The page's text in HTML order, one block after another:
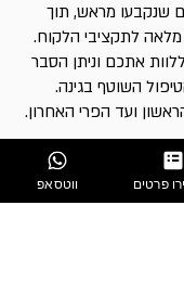
שנקבעו מראש, תוך
לתקציבי הלקוח.
אתכם וניתן הסבר
השוטף בגינה.
ועד הפרי האחרון.
מהשטח
ווטסאפ פרטים